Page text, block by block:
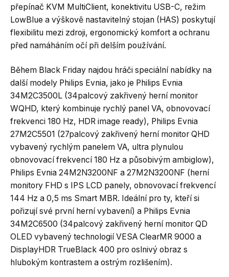
přepínač KVM MultiClient, konektivitu USB-C, režim
LowBlue a výškově nastavitelný stojan (HAS) poskytují
flexibilitu mezi zdroji, ergonomický komfort a ochranu
před namáháním očí při delším používání.
Během Black Friday najdou hráči speciální nabídky na
další modely Philips Evnia, jako je Philips Evnia
34M2C3500L (34palcový zakřivený herní monitor
WQHD, který kombinuje rychlý panel VA, obnovovací
frekvenci 180 Hz, HDR image ready), Philips Evnia
27M2C5501 (27palcový zakřivený herní monitor QHD
vybavený rychlým panelem VA, ultra plynulou
obnovovací frekvencí 180 Hz a působivým ambiglow),
Philips Evnia 24M2N3200NF a 27M2N3200NF (herní
monitory FHD s IPS LCD panely, obnovovací frekvencí
144 Hz a 0,5 ms Smart MBR. Ideální pro ty, kteří si
pořizují své první herní vybavení) a Philips Evnia
34M2C6500 (34palcový zakřivený herní monitor QD
OLED vybavený technologií VESA ClearMR 9000 a
DisplayHDR TrueBlack 400 pro oslnivý obraz s
hlubokým kontrastem a ostrým rozlišením).